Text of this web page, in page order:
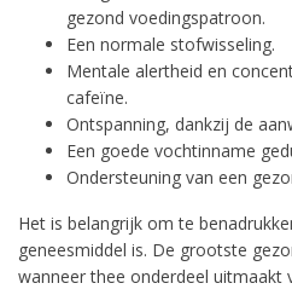
gezond voedingspatroon.
Een normale stofwisseling.
Mentale alertheid en
cafeïne.
Ontspanning, dankzij de
Een goede vochtinname
Ondersteuning van een
Het is belangrijk om te
geneesmiddel is. De grootste
wanneer thee onderdeel uitmaakt